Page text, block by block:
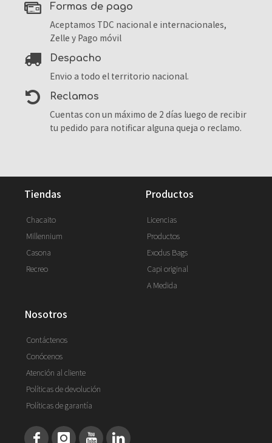
formas de pago
Aceptamos TDC nacional e internacionales,
Zelle y Pago móvil
despacho
Envio a todo el territorio nacional.
reclamos
Cuentas con un máximo de 2 días luego de recibir
tu pedido para notificar alguna queja o reclamo.
tiendas
Chacaito
Millennium
Casona
Recreo
productos
Licencias
Productos
Exodus Bags
Capi original
A Medida
nosotros
Contáctenos
Conócenos
Atención al cliente
Políticas de devolución
Políticas de garantía